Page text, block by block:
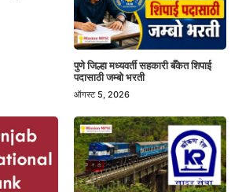
पुणे जिल्हा मध्यवर्ती सहकारी बँकेत शिपाई
पदासाठी जम्बो भरती
ऑगस्ट 5, 2026